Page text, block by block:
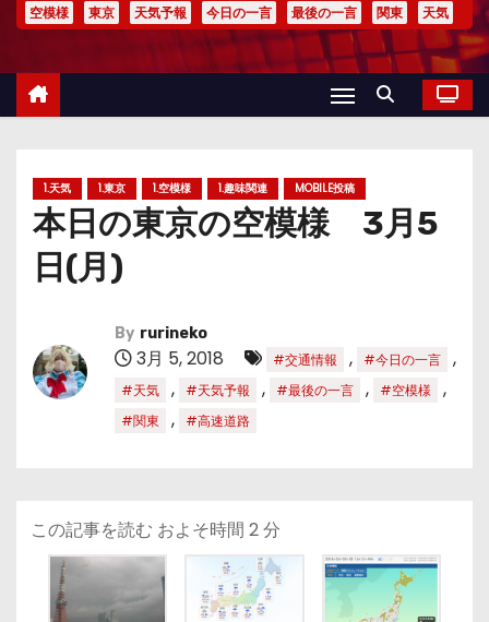
空模様 東京 天気予報 今日の一言 最後の一言 関東 天気
1.天気 1.東京 1.空模様 1.趣味関連 MOBILE投稿
本日の東京の空模様 3月5
日(月)
By rurineko
3月 5, 2018 #交通情報 , #今日の一言 ,
#天気 , #天気予報 , #最後の一言 , #空模様 ,
#関東 , #高速道路
この記事を読む およそ時間 2分